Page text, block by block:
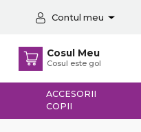
Contul meu
Cosul Meu
Cosul este gol
ACCESORII
COPII